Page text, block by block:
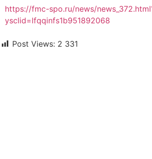
https://fmc-spo.ru/news/
ysclid=lfqqinfs1b951892068
Post Views: 2 331